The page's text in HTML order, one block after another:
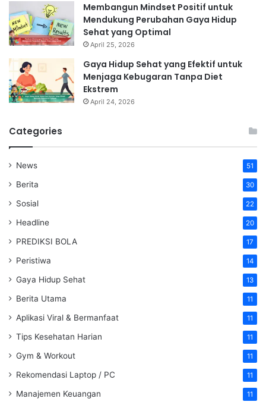
Membangun Mindset Positif untuk
Mendukung Perubahan Gaya Hidup
Sehat yang Optimal
April 25, 2026
Gaya Hidup Sehat yang Efektif untuk
Menjaga Kebugaran Tanpa Diet
Ekstrem
April 24, 2026
Categories
News 51
Berita 30
Sosial 22
Headline 20
PREDIKSI BOLA 17
Peristiwa 14
Gaya Hidup Sehat 13
Berita Utama 11
Aplikasi Viral & Bermanfaat 11
Tips Kesehatan Harian 11
Gym & Workout 11
Rekomendasi Laptop / PC 11
Manajemen Keuangan 11